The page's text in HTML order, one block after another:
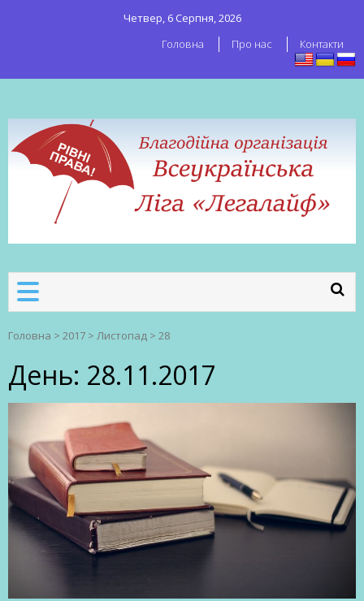
Четвер, 6 Серпня, 2026
Головна
Про нас Контакти
робітників
Головна > 2017 > Листопад > 28
День: 28.11.2017